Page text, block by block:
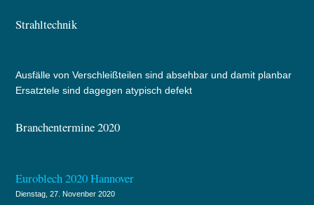
Strahltechnik
Ausfälle von Verschleißteilen sind absehbar und damit planbar
Ersatztele sind dagegen atypisch defekt
Branchentermine 2020
Euroblech 2020 Hannover
Dienstag, 27. Novenber 2020